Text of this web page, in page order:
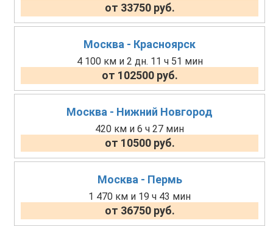
от 33750 руб.
Москва - Красноярск
4 100 км и 2 дн. 11 ч 51 мин
от 102500 руб.
Москва - Нижний Новгород
420 км и 6 ч 27 мин
от 10500 руб.
Москва - Пермь
1 470 км и 19 ч 43 мин
от 36750 руб.